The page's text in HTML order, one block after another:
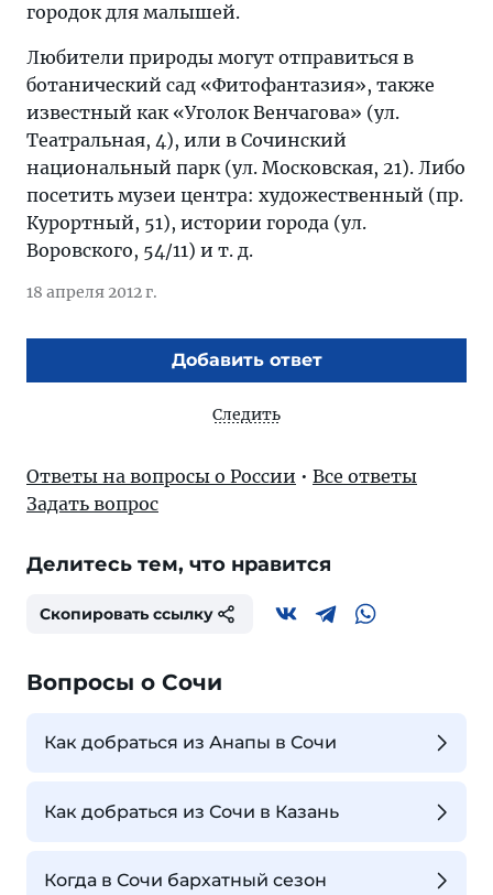
городок для малышей.
Любители природы могут отправиться в
ботанический сад «Фитофантазия», также
известный как «Уголок Венчагова» (ул.
Театральная, 4), или в Сочинский
национальный парк (ул. Московская, 21). Либо
посетить музеи центра: художественный (пр.
Курортный, 51), истории города (ул.
Воровского, 54/11) и т. д.
18 апреля 2012 г.
Добавить ответ
Следить
Ответы на вопросы о России • Все ответы
Задать вопрос
Делитесь тем, что нравится
Скопировать ссылку
Вопросы о Сочи
Как добраться из Анапы в Сочи
Как добраться из Сочи в Казань
Когда в Сочи бархатный сезон